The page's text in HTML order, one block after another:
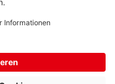
anders beschrieben.
Dienstleister für die
Shops hat Maßnahmen